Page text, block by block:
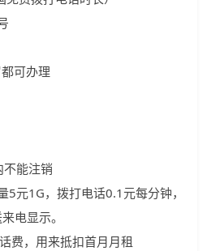
可办理
能注销
5元1G，拨打电话0.1元每分钟，
电显示。
费，用来抵扣首月月租